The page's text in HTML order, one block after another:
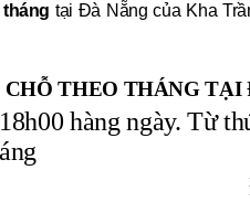
thángtại Đà Nẵng của Kha
THEO THÁNG TẠI
hàng ngày. Từ